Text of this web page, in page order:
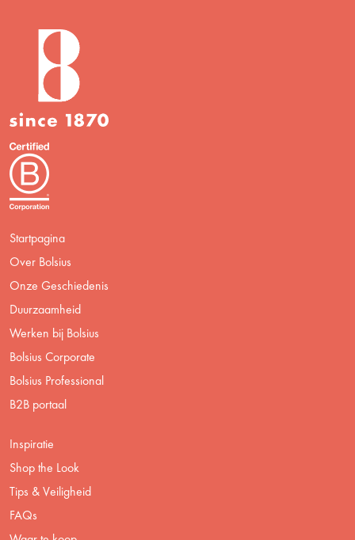
Startpagina
Over Bolsius
Onze Geschiedenis
Duurzaamheid
Werken bij Bolsius
Bolsius Corporate
Bolsius Professional
B2B portaal
Inspiratie
Shop the Look
Tips & Veiligheid
FAQs